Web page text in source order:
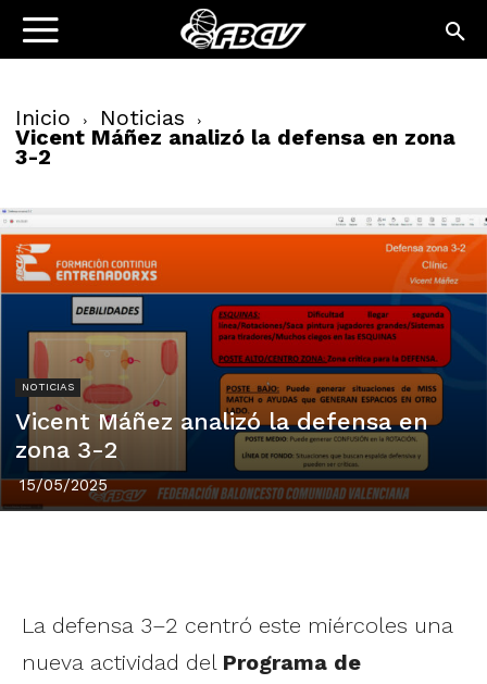
Inicio Noticias
Vicent Máñez analizó la defensa en zona
3-2
NOTICIAS
Vicent Máñez analizó la defensa en
zona 3-2
15/05/2025
La defensa 3–2 centró este miércoles una
nueva actividad del Programa de